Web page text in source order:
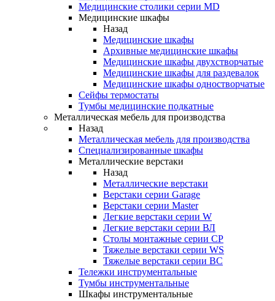
Медицинские столики серии MD
Медицинские шкафы
Назад
Медицинские шкафы
Архивные медицинские шкафы
Медицинские шкафы двухстворчатые
Медицинские шкафы для раздевалок
Медицинские шкафы одностворчатые
Сейфы термостаты
Тумбы медицинские подкатные
Металлическая мебель для производства
Назад
Металлическая мебель для производства
Cпециализированные шкафы
Металлические верстаки
Назад
Металлические верстаки
Верстаки серии Garage
Верстаки серии Master
Легкие верстаки серии W
Легкие верстаки серии ВЛ
Столы монтажные серии СР
Тяжелые верстаки серии WS
Тяжелые верстаки серии ВС
Тележки инструментальные
Тумбы инструментальные
Шкафы инструментальные